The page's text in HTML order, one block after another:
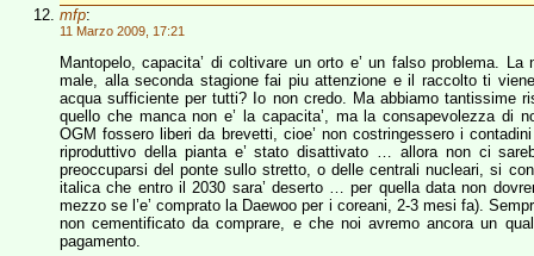
mfp:
11 Marzo 2009, 17:21
Mantopelo, capacita’ di coltivare un orto e’ un falso problema.
male, alla seconda stagione fai piu attenzione e il raccolto ti
acqua sufficiente per tutti? Io non credo. Ma abbiamo
quello che manca non e’ la capacita’, ma la consapevolezza di
OGM fossero liberi da brevetti, cioe’ non costringessero i
riproduttivo della pianta e’ stato disattivato … allora non ci
preoccuparsi del ponte sullo stretto, o delle centrali nucleari, si
italica che entro il 2030 sara’ deserto … per quella data non
mezzo se l’e’ comprato la Daewoo per i coreani, 2-3 mesi fa).
non cementificato da comprare, e che noi avremo ancora un
pagamento.